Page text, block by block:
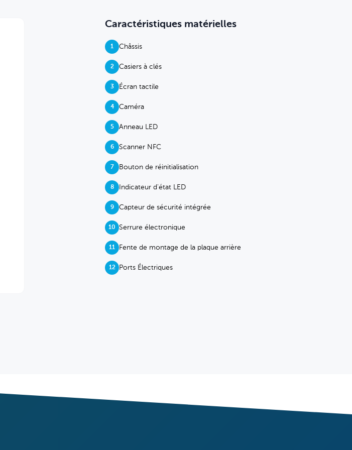
Caractéristiques matérielles
1 Châssis
2 Casiers à clés
3 Écran tactile
4 Caméra
5 Anneau LED
6 Scanner NFC
7 Bouton de réinitialisation
8 Indicateur d'état LED
9 Capteur de sécurité intégrée
10 Serrure électronique
11 Fente de montage de la plaque arrière
12 Ports Électriques